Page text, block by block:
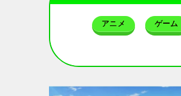
アニメ ゲーム